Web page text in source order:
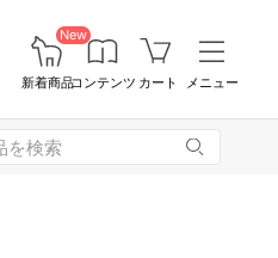
New
新着商品コンテンツ カート メニュー